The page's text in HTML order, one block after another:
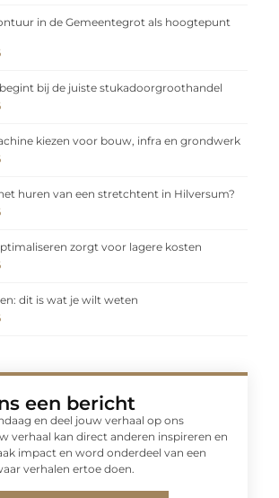
in de Gemeentegrot als hoogtepunt
bij de juiste stukadoorgroothandel
kiezen voor bouw, infra en grondwerk
huren van een stretchtent in Hilversum?
zorgt voor lagere kosten
dit is wat je wilt weten
een bericht
en deel jouw verhaal op ons
verhaal kan direct anderen inspireren en
impact en word onderdeel van een
verhalen ertoe doen.